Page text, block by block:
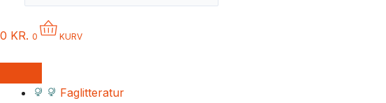
0 KR. 0 KURV
Faglitteratur